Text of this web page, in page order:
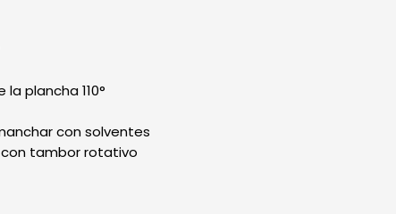
plancha 110°
con solventes
tambor rotativo